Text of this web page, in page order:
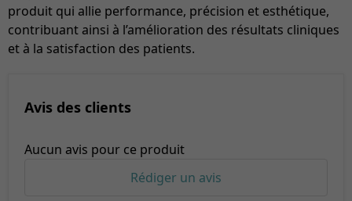
produit qui allie performance, précision et esthétique,
contribuant ainsi à l’amélioration des résultats cliniques
et à la satisfaction des patients.
Avis des clients
Aucun avis pour ce produit
Rédiger un avis